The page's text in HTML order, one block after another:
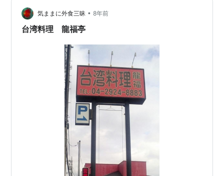
気ままに外食三昧 • 8年前
台湾料理 龍福亭